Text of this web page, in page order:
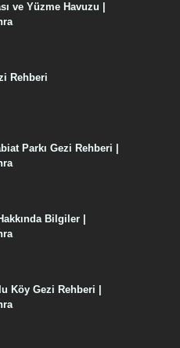
ve Yüzme Havuzu |
Rehberi
Parkı Gezi Rehberi |
Bilgiler |
Köy Gezi Rehberi |